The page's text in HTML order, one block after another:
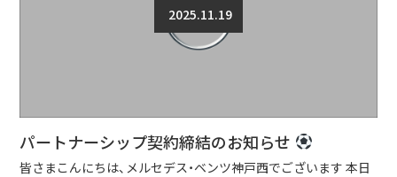
2025.11.19
パートナーシップ契約締結のお知らせ
皆さまこんにちは、メルセデス・ベンツ神戸西でございます 本日